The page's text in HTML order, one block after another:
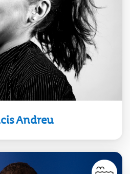
de manera
conjugado
avasallante
sobre el escenario.
Andreu